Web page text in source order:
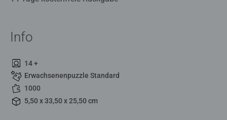
Info
14 +
Erwachsenenpuzzle Standard
1000
5,50 x 33,50 x 25,50 cm